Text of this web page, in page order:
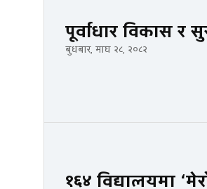
पूर्वाधार विकास र
बुधबार, माघ २८, २०८२
१६४ विद्यालयमा